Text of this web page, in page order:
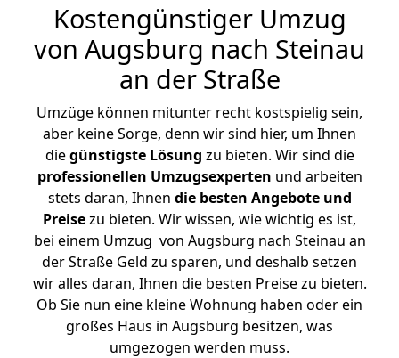
Kostengünstiger Umzug
von Augsburg nach Steinau
an der Straße
Umzüge können mitunter recht kostspielig sein,
aber keine Sorge, denn wir sind hier, um Ihnen
diegünstigste Lösung zu bieten. Wir sind die
professionellen Umzugsexperten und arbeiten
stets daran, Ihnen die besten Angebote und
Preisezu bieten. Wir wissen, wie wichtig es ist,
bei einem Umzug von Augsburg nach Steinau an
der Straße Geld zu sparen, und deshalb setzen
wir alles daran, Ihnen die besten Preise zu bieten.
Ob Sie nun eine kleine Wohnung haben oder ein
großes Haus in Augsburg besitzen, was
umgezogen werden muss.